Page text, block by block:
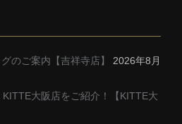
のご案内【吉祥寺店】
2026年8月
大阪店をご紹介！【KITTE大